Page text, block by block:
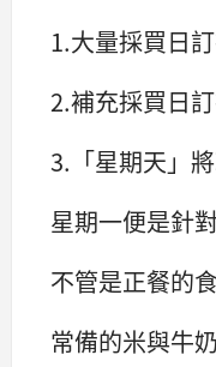
1.大量採買日
2.補充採買日訂
3.「星期天」
星期一便是針
不管是正餐的
常備的米與牛